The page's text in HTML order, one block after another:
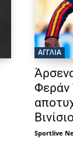
ΑΓΓΛΙΑ
Φεράν
Sportlive